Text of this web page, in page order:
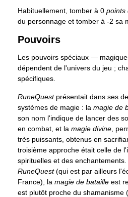
Habituellement, tomber à 0 points
du personnage et tomber à -2 sa
Pouvoirs
Les pouvoirs spéciaux —
dépendent de l'univers du jeu ;
spécifiques.
RuneQuestprésentait dans ses
systèmes de magie : la magie de
son nom l'indique de lancer des
en combat, et la magie divine ,
très puissants, obtenus en
troisième approche était celle de
spirituelles et des
RuneQuest(qui est par ailleurs
France), la magie de bataille est
est plutôt proche du shamanisme